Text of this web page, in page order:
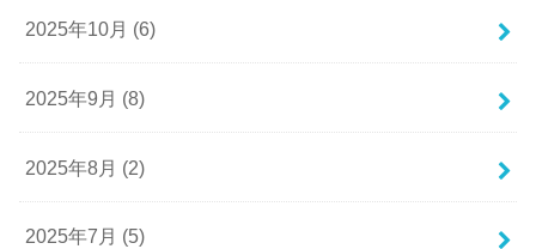
2025年10月 (6)
2025年9月 (8)
2025年8月 (2)
2025年7月 (5)